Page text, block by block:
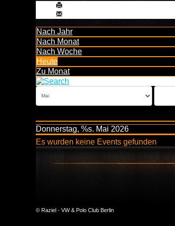
Nach Jahr
Nach Monat
Nach Woche
Heute
Zu Monat
Donnerstag, %s. Mai 2026
Es wurden keine Events gefunden
© Raziel - VW & Polo Club Berlin